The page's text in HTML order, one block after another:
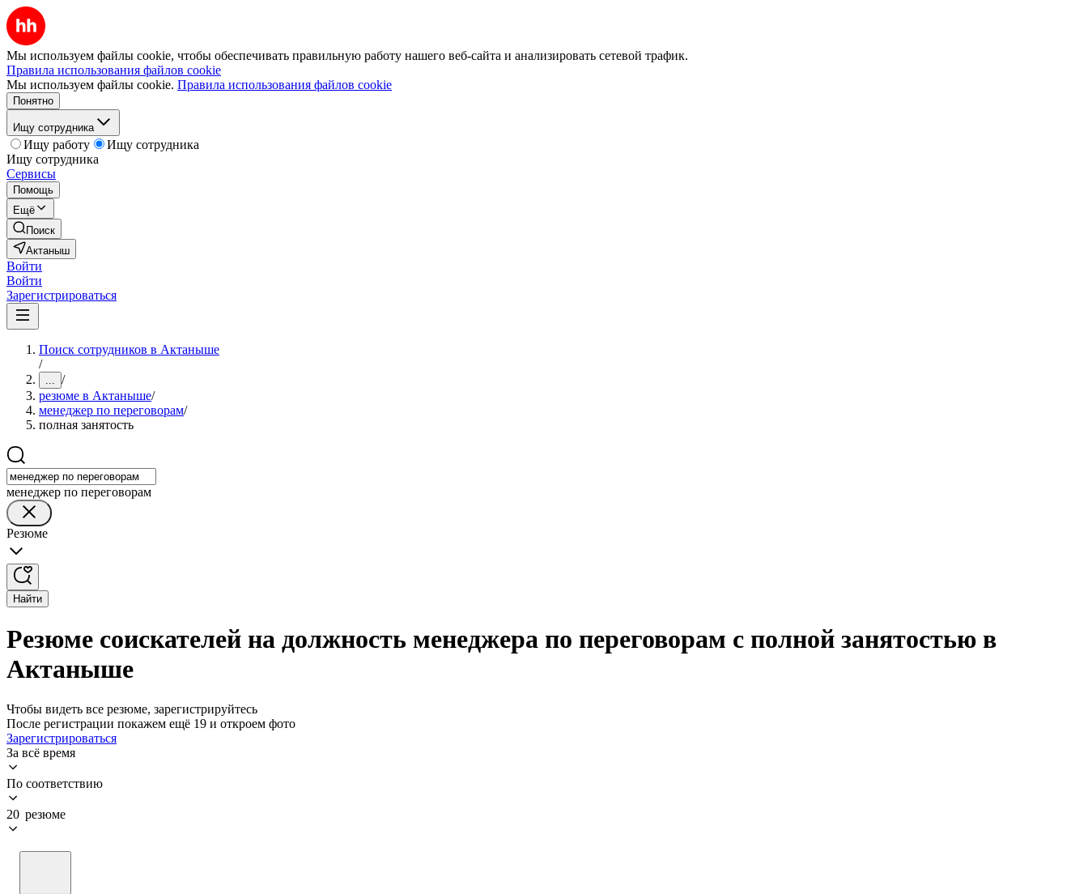
Мы используем файлы cookie, чтобы обеспечивать правильную работу нашего веб-сайта и анализировать сетевой трафик.
Правила использования файлов cookie
Мы используем файлы cookie. Правила использования файлов cookie
Понятно
Ищу сотрудника
Ищу работу
Ищу сотрудника
Ищу сотрудника
Сервисы
Помощь
Ещё
Поиск
Актаныш
Войти
Войти
Зарегистрироваться
Поиск сотрудников в Актаныше
/
... /
резюме в Актаныше/
менеджер по переговорам/
полная занятость
менеджер по переговорам
Резюме
Найти
Резюме соискателей на должность менеджера по переговорам с полной занятостью в
Актаныше
Чтобы видеть все резюме, зарегистрируйтесь
После регистрации покажем ещё 19 и откроем фото
Зарегистрироваться
За всё время
По соответствию
20 резюме